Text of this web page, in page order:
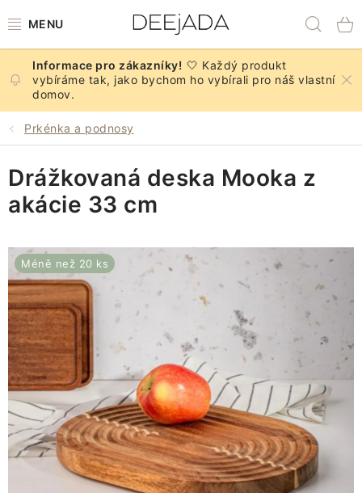
na
NOVINKY
PODZIM
KUCHYNĚ A STOLOVÁNÍ
KOUPELNA
ZNAČKY
VÁNOCE
JARO
Doprava a platba
FAQ - nejčastější dotazy
Vrácení zboží a reklamace
Obchodní podmínky
🤍 Každý produkt
vybíráme tak, jako bychom ho vybírali pro náš vlastní
domov.
Prkénka a podnosy
Drážkovaná deska Mooka z
akácie 33 cm
Méně než 20 ks